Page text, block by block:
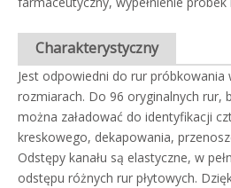
Charakterystyczny
Jest odpowiedni do rur próbkowania
rozmiarach. Do 96 oryginalnych rur,
można załadować do identyfikacji
kreskowego, dekapowania,
Odstępy kanału są elastyczne, w
odstępu różnych rur płytowych.